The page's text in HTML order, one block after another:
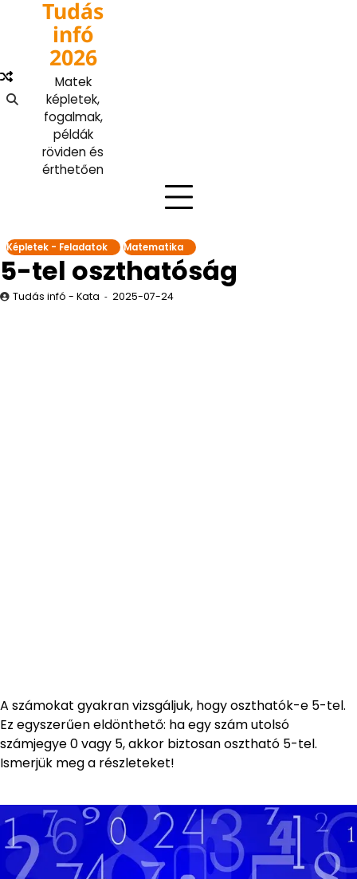
Tudás
infó
2026
Matek
képletek,
fogalmak,
példák
röviden és
érthetően
Képletek - Feladatok Matematika
5-tel oszthatóság
Tudás infó - Kata 2025-07-24
A számokat gyakran vizsgáljuk, hogy oszthatók-e 5-tel.
Ez egyszerűen eldönthető: ha egy szám utolsó
számjegye 0 vagy 5, akkor biztosan osztható 5-tel.
Ismerjük meg a részleteket!